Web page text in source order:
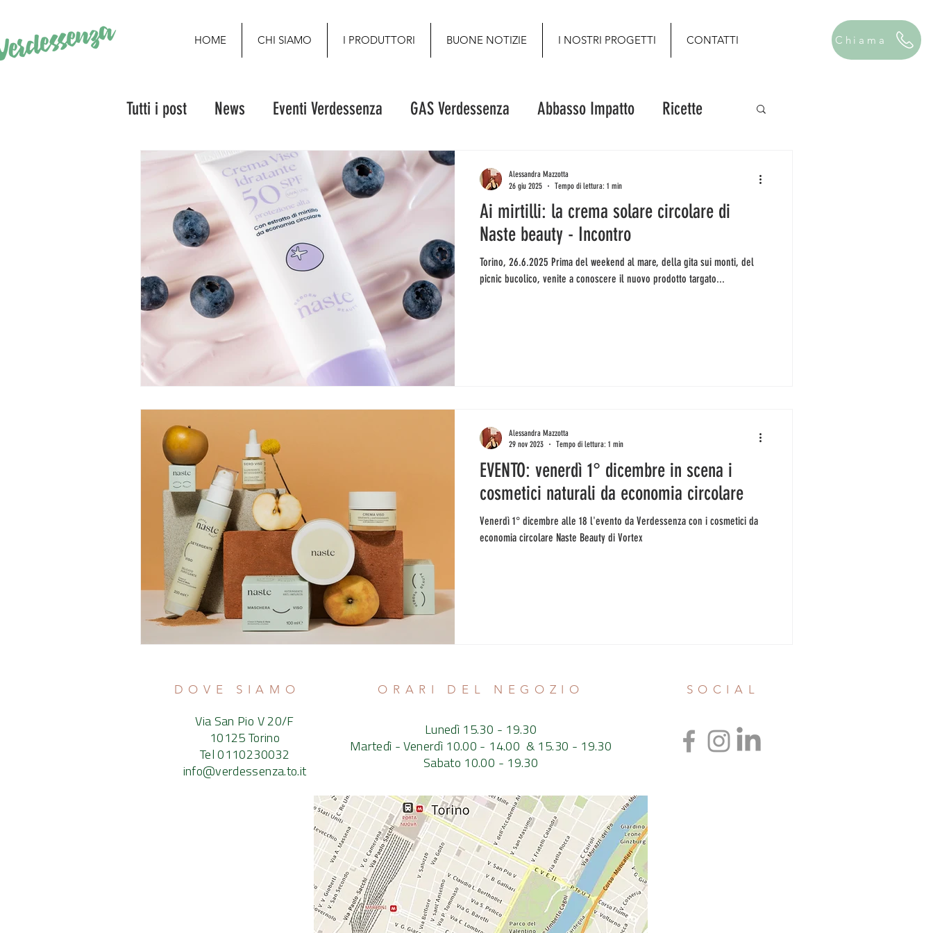
HOME CHI SIAMO I PRODUTTORI BUONE NOTIZIE I NOSTRI PROGETTI CONTATTI Chiama
Tutti i post News Eventi Verdessenza GAS Verdessenza Abbasso Impatto Ricette
Ai mirtilli: la crema solare circolare di
Naste beauty - Incontro
Torino, 26.6.2025 Prima del weekend al mare, della gita sui monti, del
picnic bucolico, venite a conoscere il nuovo prodotto targato...
Alessandra Mazzotta
26 giu 2025
Tempo di lettura: 1 min
EVENTO: venerdì 1° dicembre in scena i
cosmetici naturali da economia circolare
Venerdì 1° dicembre alle 18 l'evento da Verdessenza con i cosmetici da
economia circolare Naste Beauty di Vortex
Alessandra Mazzotta
29 nov 2023
Tempo di lettura: 1 min
DOVE SIAMO ORARI DEL NEGOZIO
Via San Pio V 20/F
10125 Torino
Tel 0110230032
info@verdessenza.to.it
Lunedì 15.30 - 19.30
Martedì - Venerdì 10.00 - 14.00 & 15.30 - 19.30
Sabato 10.00 - 19.30
SOCIAL